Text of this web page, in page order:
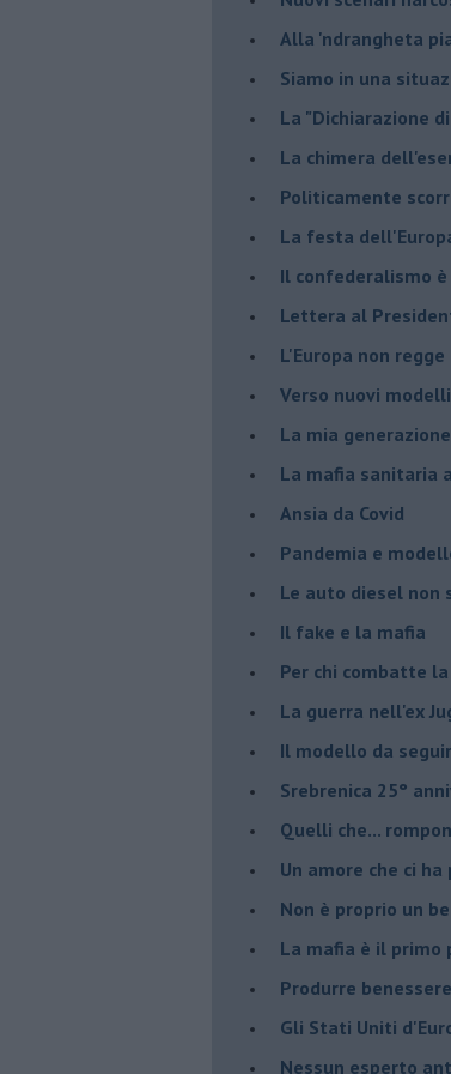
Alla 'ndrangheta
Siamo in una
La "Dichiarazione
La chimera
Politicamente
La festa
Il confederalismo
Lettera al
L'Europa non
Verso nuovi
​La mia
​La mafia sanitaria
Ansia da Covid
Pandemia e
Le auto diesel non
​Il fake e la mafia
Per chi combatte
La guerra nell'ex
Il modello da
Srebrenica 25°
Quelli che...
Un amore che ci
Non è proprio un
La mafia è il primo
Produrre
Gli Stati Uniti
Nessun esperto